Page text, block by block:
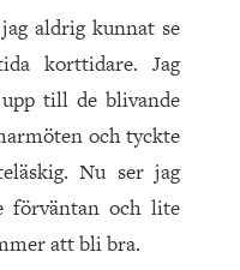
aldrig kunnat se
korttidare. Jag
till de blivande
och tyckte
Nu ser jag
förväntan och lite
att bli bra.